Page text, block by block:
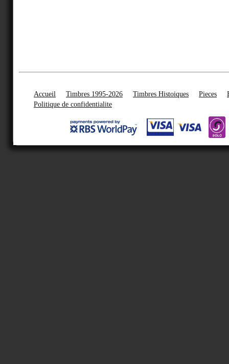
Accueil Timbres 1995-2026 Timbres Histoiques Pieces
Politique de confidentialite